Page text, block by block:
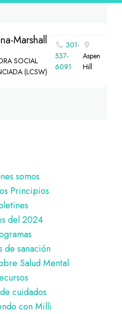
Marshall
SOCIAL
(LCSW)
301-
537-
6091
Aspen
Hill
somos
Principios
del 2024
de sanación
Salud Mental
cuidados
con Milli